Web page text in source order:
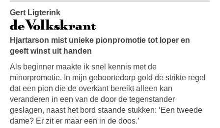
Gert Ligterink
Hjartarson mist unieke pionpromotie tot loper en
geeft winst uit handen
Als beginner maakte ik snel kennis met de
minorpromotie. In mijn geboortedorp gold de strikte regel
dat een pion die de overkant bereikt alleen kan
veranderen in een van de door de tegenstander
geslagen, naast het bord staande stukken: ‘Een tweede
dame? Er zit er maar een in de doos.’